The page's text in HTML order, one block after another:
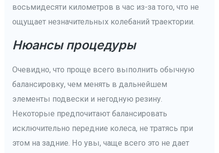
восьмидесяти километров в час из-за того, что не
ощущает незначительных колебаний траектории.
Нюансы процедуры
Очевидно, что проще всего выполнить обычную
балансировку, чем менять в дальнейшем
элементы подвески и негодную резину.
Некоторые предпочитают балансировать
исключительно передние колеса, не тратясь при
этом на задние. Но увы, чаще всего это не дает